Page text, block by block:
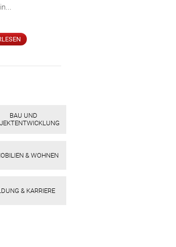
BAU UND
& WOHNEN
& KARRIERE